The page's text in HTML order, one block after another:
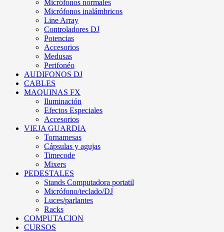
Micrófonos normales
Micrófonos inalámbricos
Line Array
Controladores DJ
Potencias
Accesorios
Medusas
Perifonéo
AUDIFONOS DJ
CABLES
MAQUINAS FX
Iluminación
Efectos Especiales
Accesorios
VIEJA GUARDIA
Tornamesas
Cápsulas y agujas
Timecode
Mixers
PEDESTALES
Stands Computadora portatil
Micrófono/teclado/DJ
Luces/parlantes
Racks
COMPUTACION
CURSOS